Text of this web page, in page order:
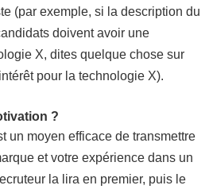
(par exemple, si la description du
doivent avoir une
X, dites quelque chose sur
pour la technologie X).
?
un moyen efficace de transmettre
et votre expérience dans un
la lira en premier, puis le